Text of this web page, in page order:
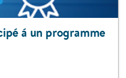
á un programme